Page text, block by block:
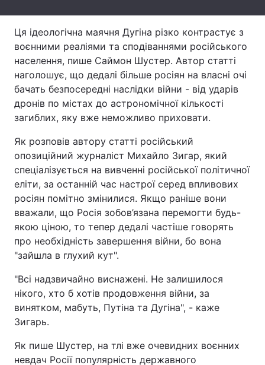
Ця ідеологічна маячня Дугіна різко контрастує з
воєнними реаліями та сподіваннями російського
населення, пише Саймон Шустер. Автор статті
наголошує, що дедалі більше росіян на власні очі
бачать безпосередні наслідки війни - від ударів
дронів по містах до астрономічної кількості
загиблих, яку вже неможливо приховати.
Як розповів автору статті російський
опозиційний журналіст Михайло Зигар, який
спеціалізується на вивченні російської політичної
еліти, за останній час настрої серед впливових
росіян помітно змінилися. Якщо раніше вони
вважали, що Росія зобов’язана перемогти будь-
якою ціною, то тепер дедалі частіше говорять
про необхідність завершення війни, бо вона
"зайшла в глухий кут".
"Всі надзвичайно виснажені. Не залишилося
нікого, хто б хотів продовження війни, за
винятком, мабуть, Путіна та Дугіна", - каже
Зигарь.
Як пише Шустер, на тлі вже очевидних воєнних
невдач Росії популярність державного